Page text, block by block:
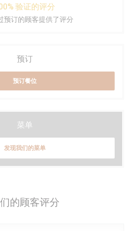
的顾客评分
验证的评分
预订的顾客提供了评分
预订
预订餐位
菜单
发现我们的菜单